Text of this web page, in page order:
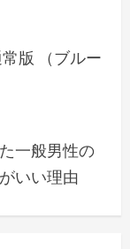
版 （ブルー
一般男性の
いい理由